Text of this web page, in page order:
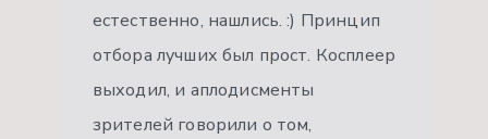
естественно, нашлись. :) Принцип
отбора лучших был прост. Косплеер
выходил, и аплодисменты
зрителей говорили о том,